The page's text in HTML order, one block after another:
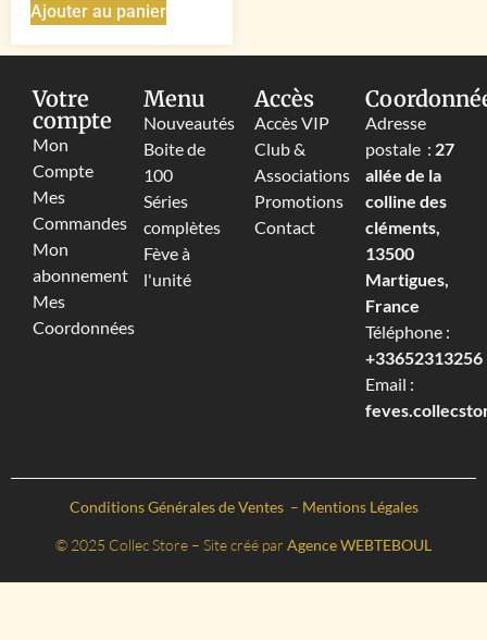
Ajouter au panier
Votre
compte
Mon
Compte
Mes
Commandes
Mon
abonnement
Mes
Coordonnées
Menu
Nouveautés
Boite de
100
Séries
complètes
Fève à
l'unité
Accès
Accès VIP
Club &
Associations
Promotions
Contact
Adresse
postale : 27
allée de la
colline des
cléments,
13500
Martigues,
France
Téléphone :
+33652313256‬
Email :
Conditions Générales de Ventes – Mentions Légales
© 2025 Collec Store – Site créé par Agence WEBTEBOUL